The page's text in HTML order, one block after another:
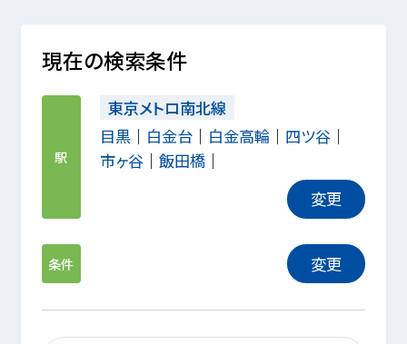
現在の検索条件
駅
東京メトロ南北線
目黒
白金台 白金高輪
四ツ谷
市ヶ谷
飯田橋
変更
条件 変更